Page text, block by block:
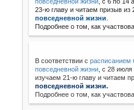
23-ю главу и читаем призыв из
повседневной жизни
Подробнее о том, как
В соответствии с расписанием
повседневной жизни с 28 июля
изучаем 21-ю главу и читаем
повседневной жизни.
Подробнее о том, как